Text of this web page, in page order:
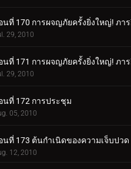
นที่ 170 การผจญภัยครั้งยิ่งใหญ่! ภา
29, 2010
นที่ 171 การผจญภัยครั้งยิ่งใหญ่! ภา
29, 2010
นที่ 172 การประชุม
05, 2010
นที่ 173 ต้นกำเนิดของความเจ็บปวด
12, 2010